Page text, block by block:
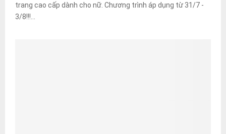
trang cao cấp dành cho nữ. Chương trình áp dụng từ 31/7 -
3/8!!!...